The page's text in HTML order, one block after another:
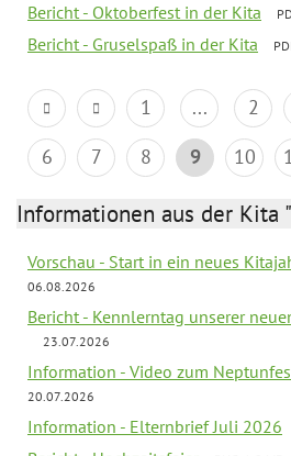
Bericht - Oktoberfest in der Kita
Bericht - Gruselspaß in der Kita
1 ... 2
6
7 8 9 10
Informationen aus der Kita
Vorschau - Start in ein neues
06.08.2026
Bericht - Kennlerntag unserer
23.07.2026
Information - Video zum
20.07.2026
Information - Elternbrief Juli 2026